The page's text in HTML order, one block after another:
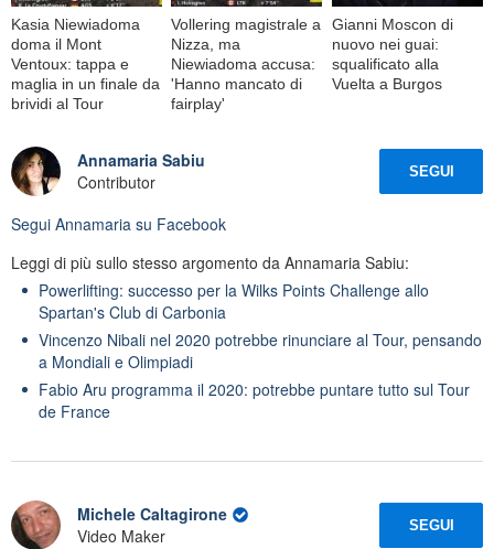
Kasia Niewiadoma
doma il Mont
Ventoux: tappa e
maglia in un finale da
brividi al Tour
Vollering magistrale a
Nizza, ma
Niewiadoma accusa:
'Hanno mancato di
fairplay'
Gianni Moscon di
nuovo nei guai:
squalificato alla
Vuelta a Burgos
Annamaria Sabiu
Contributor
SEGUI
Segui Annamaria su Facebook
Leggi di più sullo stesso argomento da Annamaria Sabiu:
Powerlifting: successo per la Wilks Points Challenge allo
Spartan's Club di Carbonia
Vincenzo Nibali nel 2020 potrebbe rinunciare al Tour, pensando
a Mondiali e Olimpiadi
Fabio Aru programma il 2020: potrebbe puntare tutto sul Tour
de France
Michele Caltagirone
Video Maker
SEGUI